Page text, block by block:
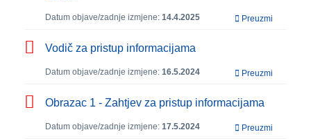
Datum objave/zadnje izmjene: 14.4.2025 Preuzmi
Vodič za pristup informacijama
Datum objave/zadnje izmjene: 16.5.2024 Preuzmi
Obrazac 1 - Zahtjev za pristup informacijama
Datum objave/zadnje izmjene: 17.5.2024 Preuzmi